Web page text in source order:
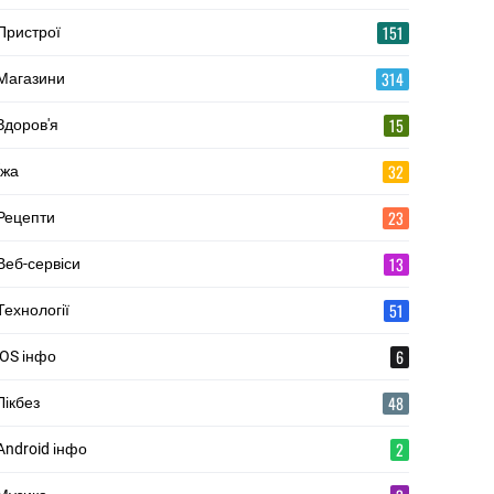
151
314
15
32
23
сервіси 13
51
інфо 6
48
інфо 2